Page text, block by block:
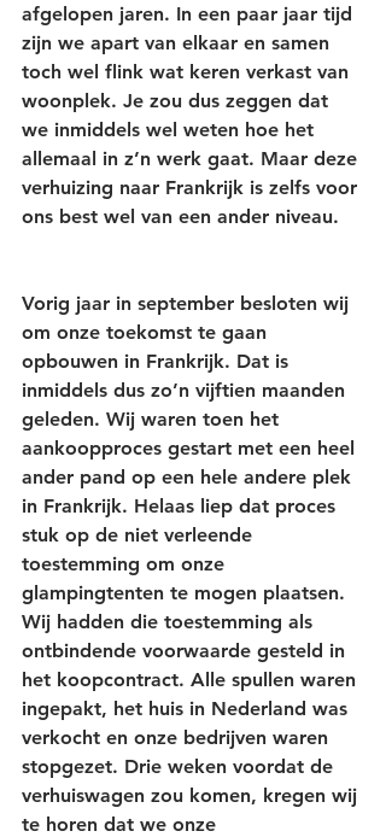
afgelopen jaren. In een paar jaar tijd
zijn we apart van elkaar en samen
toch wel flink wat keren verkast van
woonplek. Je zou dus zeggen dat
we inmiddels wel weten hoe het
allemaal in z’n werk gaat. Maar deze
verhuizing naar Frankrijk is zelfs voor
ons best wel van een ander niveau.
Vorig jaar in september besloten wij
om onze toekomst te gaan
opbouwen in Frankrijk. Dat is
inmiddels dus zo’n vijftien maanden
geleden. Wij waren toen het
aankoopproces gestart met een heel
ander pand op een hele andere plek
in Frankrijk. Helaas liep dat proces
stuk op de niet verleende
toestemming om onze
glampingtenten te mogen plaatsen.
Wij hadden die toestemming als
ontbindende voorwaarde gesteld in
het koopcontract. Alle spullen waren
ingepakt, het huis in Nederland was
verkocht en onze bedrijven waren
stopgezet. Drie weken voordat de
verhuiswagen zou komen, kregen wij
te horen dat we onze